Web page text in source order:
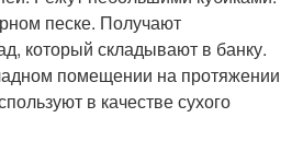
песке. Получают
который складывают в банку.
помещении на протяжении
в качестве сухого